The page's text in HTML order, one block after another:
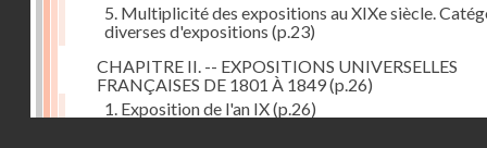
5. Multiplicité des expositions au XIXe siècle.
diverses d'expositions (p.23)
CHAPITRE II. -- EXPOSITIONS UNIVERSELLES
FRANÇAISES DE 1801 À 1849(p.26)
1. Exposition de l'an IX(p.26)